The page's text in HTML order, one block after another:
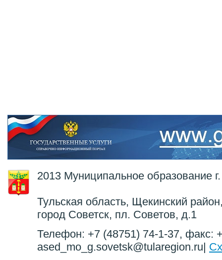
2013 Муниципальное образование
Тульская область, Щекинский
город Советск, пл. Советов, д.1
Телефон: +7 (48751) 74-1-37, факс:
ased_mo_g.sovetsk@tularegion.ru|